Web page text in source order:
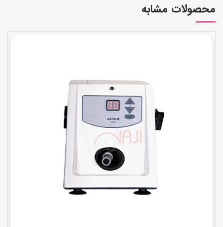
محصولات مشابه